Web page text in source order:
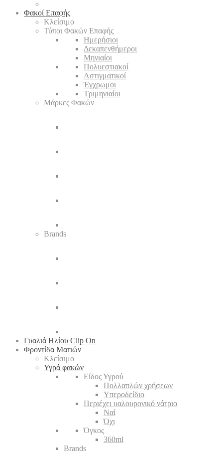
Φακοί Επαφής
Κλείσιμο
Τύποι Φακών Επαφής
Ημερήσιοι
Δεκαπενθήμεροι
Μηνιαίοι
Πολυεστιακοί
Αστιγματικοί
Έγχρωμοι
Τριμηνιαίοι
Μάρκες Φακών
Brands
Γυαλιά Ηλίου Clip On
Φροντίδα Ματιών
Κλείσιμο
Υγρά φακών
Είδος Υγρού
Πολλαπλών χρήσεων
Υπεροδείδιο
Περιέχει υαλουρονικό νάτριο
Ναί
Όχι
Όγκος
360ml
Brands